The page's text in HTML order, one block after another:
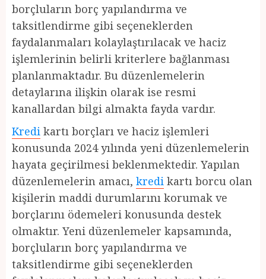
borçluların borç yapılandırma ve
taksitlendirme gibi seçeneklerden
faydalanmaları kolaylaştırılacak ve haciz
işlemlerinin belirli kriterlere bağlanması
planlanmaktadır. Bu düzenlemelerin
detaylarına ilişkin olarak ise resmi
kanallardan bilgi almakta fayda vardır.
Kredi kartı borçları ve haciz işlemleri
konusunda 2024 yılında yeni düzenlemelerin
hayata geçirilmesi beklenmektedir. Yapılan
düzenlemelerin amacı, kredi kartı borcu olan
kişilerin maddi durumlarını korumak ve
borçlarını ödemeleri konusunda destek
olmaktır. Yeni düzenlemeler kapsamında,
borçluların borç yapılandırma ve
taksitlendirme gibi seçeneklerden